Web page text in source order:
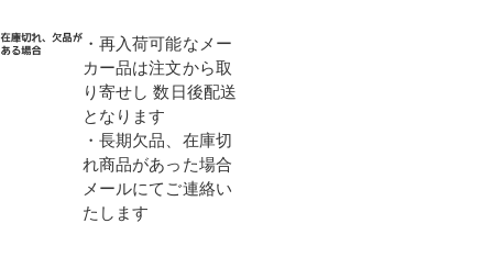
・再入荷可能なメー
カー品は注文から取
り寄せし 数日後配送
となります
・長期欠品、在庫切
れ商品があった場合
メールにてご連絡い
たします